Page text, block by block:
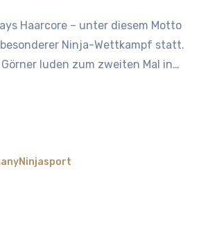
Haarcore – unter diesem Motto
Ninja-Wettkampf statt.
luden zum zweiten Mal in…
Ninjasport